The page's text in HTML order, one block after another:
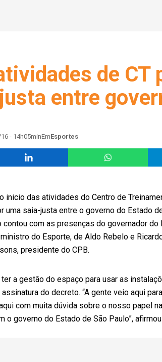
de CT
entre
- 14h05minEmEsportes
inicio das atividades do Centro de
uma saia-justa entre o governo do Estado
contou com as presenças do governador do
do Esporte, de Aldo Rebelo e
presidente do CPB.
a gestão do espaço para usar as
do decreto. “A gente veio aqui
com muita dúvida sobre o nosso papel
o governo do Estado de São Paulo”,